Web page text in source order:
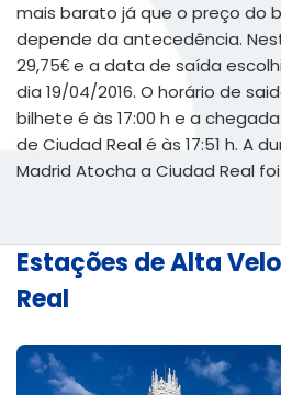
mais barato já que o preço do
depende da antecedência.
29,75€ e a data de saída
dia 19/04/2016. O horário de
bilhete é às 17:00 h e a
de Ciudad Real é às 17:51 h. A
Madrid Atocha a Ciudad Real
Estações de Alta
Real